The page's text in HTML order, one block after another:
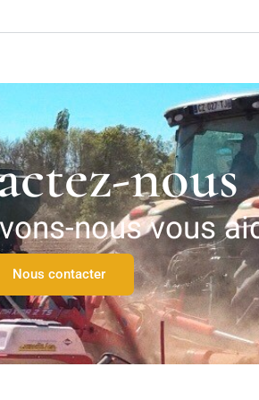
nous
nous vous
Nous contacter